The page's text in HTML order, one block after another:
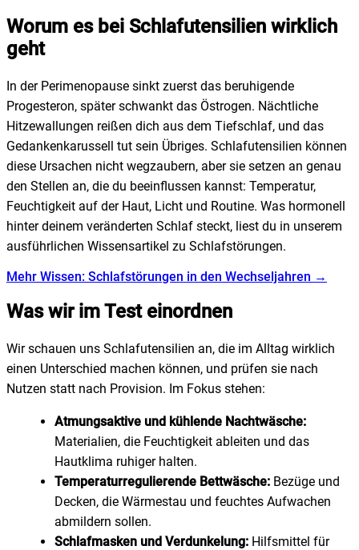
Worum es bei Schlafutensilien wirklich
geht
In der Perimenopause sinkt zuerst das beruhigende
Progesteron, später schwankt das Östrogen. Nächtliche
Hitzewallungen reißen dich aus dem Tiefschlaf, und das
Gedankenkarussell tut sein Übriges. Schlafutensilien können
diese Ursachen nicht wegzaubern, aber sie setzen an genau
den Stellen an, die du beeinflussen kannst: Temperatur,
Feuchtigkeit auf der Haut, Licht und Routine. Was hormonell
hinter deinem veränderten Schlaf steckt, liest du in unserem
ausführlichen Wissensartikel zu Schlafstörungen.
Mehr Wissen: Schlafstörungen in den Wechseljahren →
Was wir im Test einordnen
Wir schauen uns Schlafutensilien an, die im Alltag wirklich
einen Unterschied machen können, und prüfen sie nach
Nutzen statt nach Provision. Im Fokus stehen:
Atmungsaktive und kühlende Nachtwäsche:
Materialien, die Feuchtigkeit ableiten und das
Hautklima ruhiger halten.
Temperaturregulierende Bettwäsche: Bezüge und
Decken, die Wärmestau und feuchtes Aufwachen
abmildern sollen.
Schlafmasken und Verdunkelung: Hilfsmittel für